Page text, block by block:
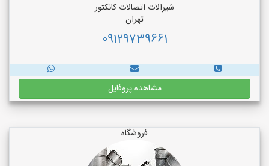
شیرالات اتصالات کانکتور
تهران
09129739661
مشاهده پروفایل
فروشگاه